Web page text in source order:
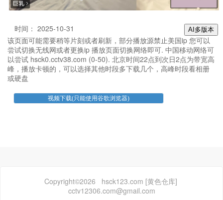
AI多版本
时间： 2025-10-31
该页面可能需要稍等片刻或者刷新，部分播放源禁止美国ip 您可以
尝试切换无线网或者更换ip 播放页面切换网络即可. 中国移动网络可
以尝试 hsck0.cctv38.com (0-50). 北京时间22点到次日2点为带宽高
峰，播放卡顿的，可以选择其他时段多下载几个，高峰时段看相册
或硬盘
Copyright©2026 hsck123.com [黄色仓库]
cctv12306.com@gmail.com